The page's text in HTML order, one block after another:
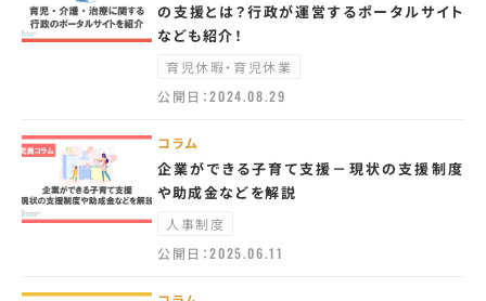
の支援とは？行政が運営するポータルサイト
なども紹介！
育児休暇・育児休業
公開日：2024.08.29
コラム
企業ができる子育て支援－現状の支援制度
や助成金などを解説
人事制度
公開日：2025.06.11